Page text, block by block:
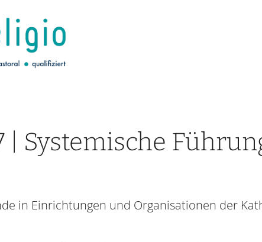
| Systemische
in Einrichtungen und Organisationen der